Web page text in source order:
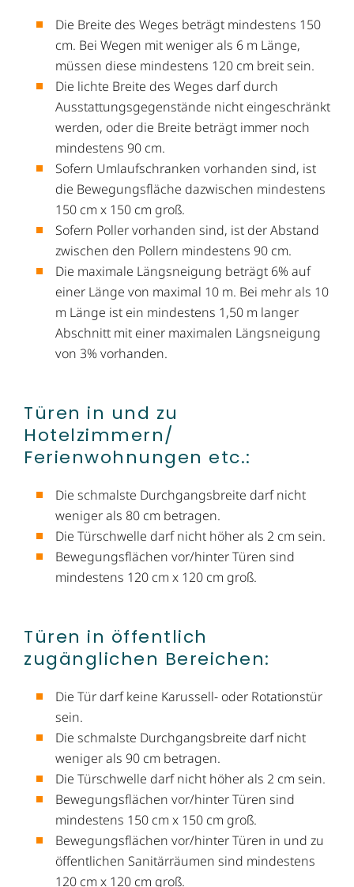
Die Breite des Weges beträgt mindestens 150
cm. Bei Wegen mit weniger als 6 m Länge,
müssen diese mindestens 120 cm breit sein.
Die lichte Breite des Weges darf durch
Ausstattungsgegenstände nicht eingeschränkt
werden, oder die Breite beträgt immer noch
mindestens 90 cm.
Sofern Umlaufschranken vorhanden sind, ist
die Bewegungsfläche dazwischen mindestens
150 cm x 150 cm groß.
Sofern Poller vorhanden sind, ist der Abstand
zwischen den Pollern mindestens 90 cm.
Die maximale Längsneigung beträgt 6% auf
einer Länge von maximal 10 m. Bei mehr als 10
m Länge ist ein mindestens 1,50 m langer
Abschnitt mit einer maximalen Längsneigung
von 3% vorhanden.
Türen in und zu
Hotelzimmern/​
Ferienwohnungen etc.:
Die schmalste Durchgangsbreite darf nicht
weniger als 80 cm betragen.
Die Türschwelle darf nicht höher als 2 cm sein.
Bewegungsflächen vor/hinter Türen sind
mindestens 120 cm x 120 cm groß.
Türen in öffentlich
zugänglichen Bereichen:
Die Tür darf keine Karussell- oder Rotationstür
sein.
Die schmalste Durchgangsbreite darf nicht
weniger als 90 cm betragen.
Die Türschwelle darf nicht höher als 2 cm sein.
Bewegungsflächen vor/hinter Türen sind
mindestens 150 cm x 150 cm groß.
Bewegungsflächen vor/hinter Türen in und zu
öffentlichen Sanitärräumen sind mindestens
120 cm x 120 cm groß.